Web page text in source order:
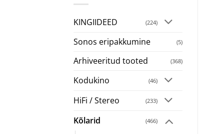
KINGIIDEED (224)
Sonos eripakkumine (5)
Arhiveeritud tooted (368)
Kodukino (46)
HiFi / Stereo (233)
Kõlarid (466)